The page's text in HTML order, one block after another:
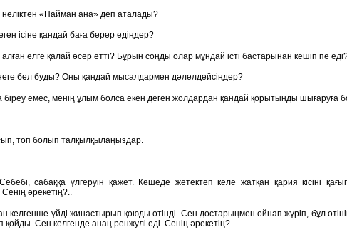
«Найман ана» деп аталады?
ісіне қандай баға берер едіңдер?
алған елге қалай әсер етті? Бұрын соңды олар мұндай істі бастарынан кешіп пе
бел буды? Оны қандай мысалдармен дәлелдейсіңдер?
емес, менің ұлым болса екен деген жолдардан қандай қорытынды шығаруға
топ болып талқылқылаңыздар.
сабаққа үлгеруін қажет. Көшеде жетектеп келе жатқан қария кісіні
әрекетің?..
келгенше үйді жинастырып қоюды өтінді. Сен достарыңмен ойнап жүріп, бұл
қойды. Сен келгенде анаң ренжулі еді. Сенің әрекетің?...